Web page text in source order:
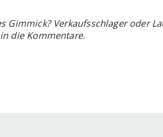
Verkaufsschlager oder
die Kommentare.